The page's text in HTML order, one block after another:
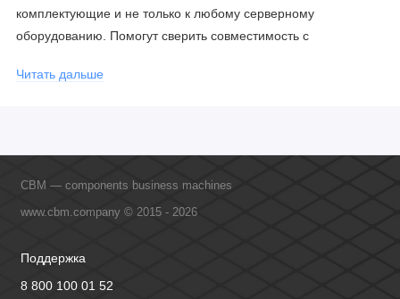
комплектующие и не только к любому серверному
оборудованию. Помогут сверить совместимость с
официальными производителями и проводим регулярное
Читать дальше
CBM — components business machines
www.cbm.company © 2015 - 2026
Поддержка
8 800 100 01 52